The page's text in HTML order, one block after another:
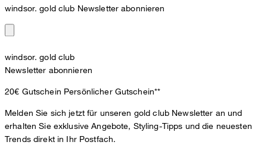
windsor. gold club Newsletter abonnieren
windsor. gold club
Newsletter abonnieren
20€ Gutschein Persönlicher Gutschein**
Melden Sie sich jetzt für unseren gold club Newsletter an und
erhalten Sie exklusive Angebote, Styling-Tipps und die neuesten
Trends direkt in Ihr Postfach.